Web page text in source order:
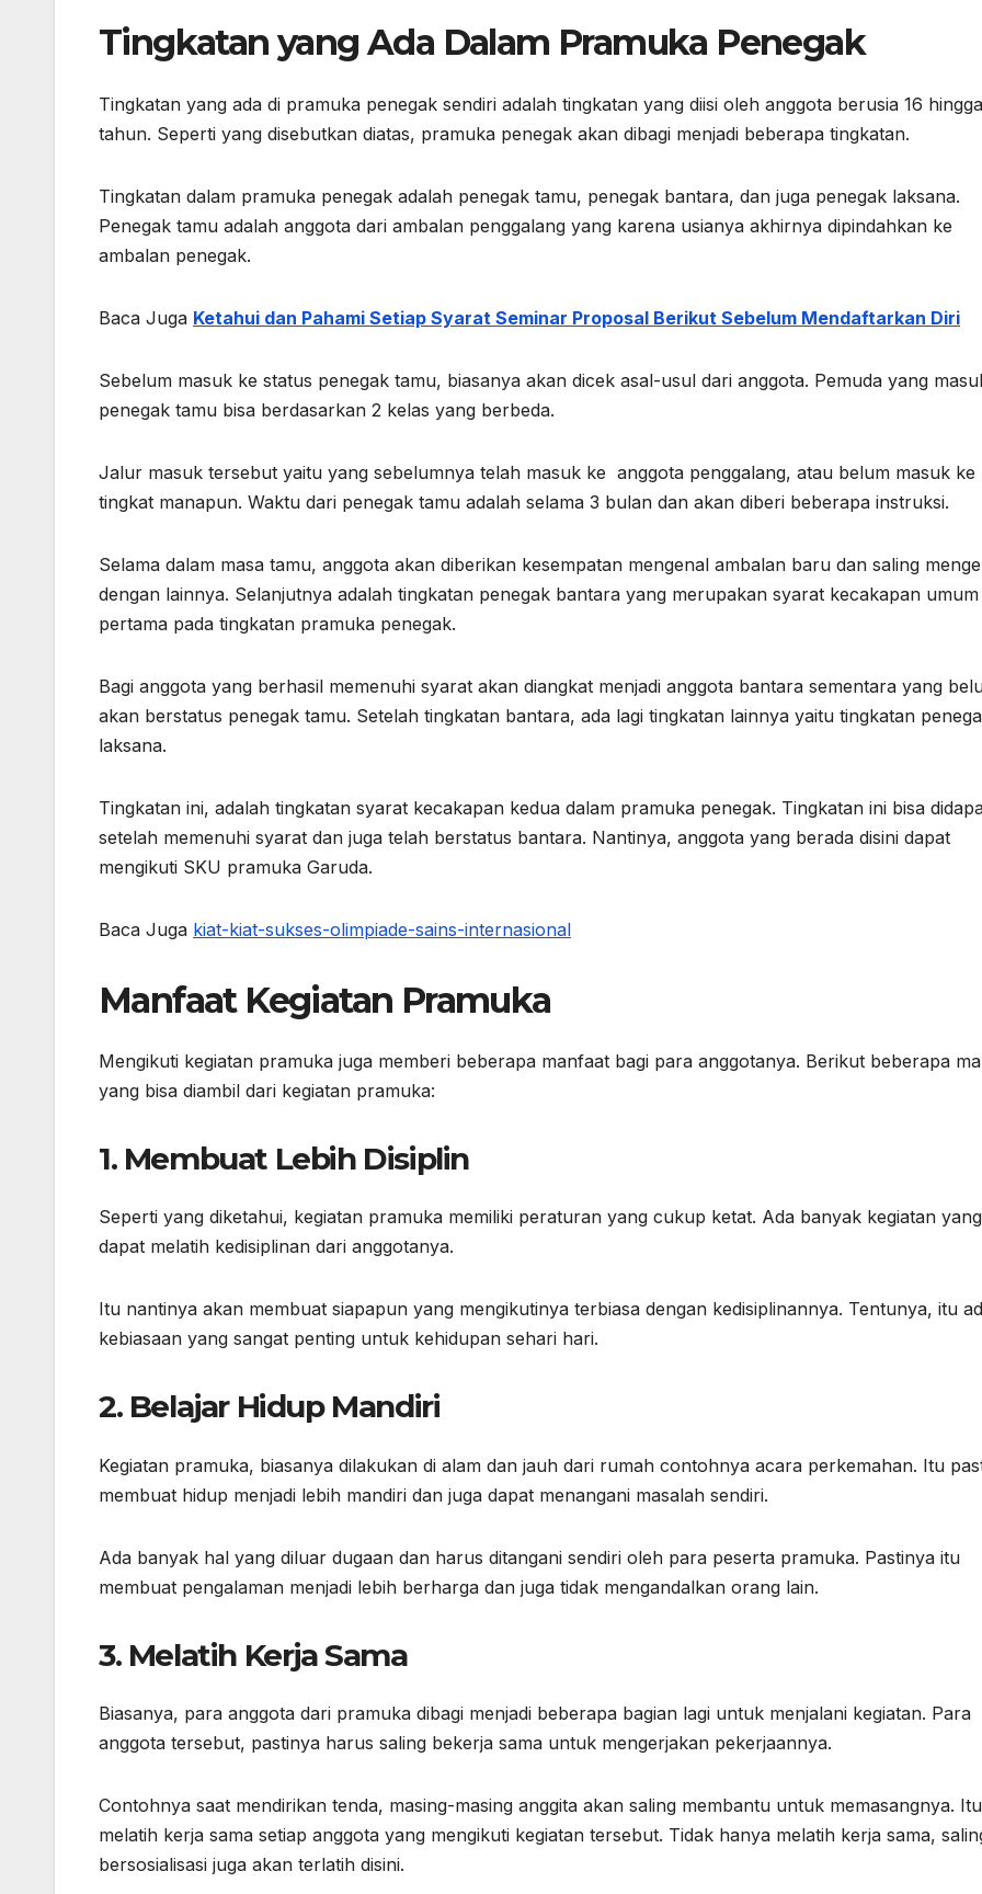
Tingkatan yang Ada Dalam Pramuka Penegak
Tingkatan yang ada di pramuka penegak sendiri adalah tingkatan yang diisi oleh anggota berusia 16
tahun. Seperti yang disebutkan diatas, pramuka penegak akan dibagi menjadi beberapa tingkatan.
Tingkatan dalam pramuka penegak adalah penegak tamu, penegak bantara, dan juga penegak laksana.
Penegak tamu adalah anggota dari ambalan penggalang yang karena usianya akhirnya dipindahkan ke
ambalan penegak.
Baca Juga Ketahui dan Pahami Setiap Syarat Seminar Proposal Berikut Sebelum Mendaftarkan Diri
Sebelum masuk ke status penegak tamu, biasanya akan dicek asal-usul dari anggota. Pemuda yang
penegak tamu bisa berdasarkan 2 kelas yang berbeda.
Jalur masuk tersebut yaitu yang sebelumnya telah masuk ke anggota penggalang, atau belum masuk ke
tingkat manapun. Waktu dari penegak tamu adalah selama 3 bulan dan akan diberi beberapa instruksi.
Selama dalam masa tamu, anggota akan diberikan kesempatan mengenal ambalan baru dan saling
dengan lainnya. Selanjutnya adalah tingkatan penegak bantara yang merupakan syarat kecakapan umum
pertama pada tingkatan pramuka penegak.
Bagi anggota yang berhasil memenuhi syarat akan diangkat menjadi anggota bantara sementara yang
akan berstatus penegak tamu. Setelah tingkatan bantara, ada lagi tingkatan lainnya yaitu tingkatan
laksana.
Tingkatan ini, adalah tingkatan syarat kecakapan kedua dalam pramuka penegak. Tingkatan ini bisa
setelah memenuhi syarat dan juga telah berstatus bantara. Nantinya, anggota yang berada disini dapat
mengikuti SKU pramuka Garuda.
Baca Juga kiat-kiat-sukses-olimpiade-sains-internasional
Manfaat Kegiatan Pramuka
Mengikuti kegiatan pramuka juga memberi beberapa manfaat bagi para anggotanya. Berikut beberapa
yang bisa diambil dari kegiatan pramuka:
1. Membuat Lebih Disiplin
Seperti yang diketahui, kegiatan pramuka memiliki peraturan yang cukup ketat. Ada banyak kegiatan yang
dapat melatih kedisiplinan dari anggotanya.
Itu nantinya akan membuat siapapun yang mengikutinya terbiasa dengan kedisiplinannya. Tentunya, itu
kebiasaan yang sangat penting untuk kehidupan sehari hari.
2. Belajar Hidup Mandiri
Kegiatan pramuka, biasanya dilakukan di alam dan jauh dari rumah contohnya acara perkemahan. Itu
membuat hidup menjadi lebih mandiri dan juga dapat menangani masalah sendiri.
Ada banyak hal yang diluar dugaan dan harus ditangani sendiri oleh para peserta pramuka. Pastinya itu
membuat pengalaman menjadi lebih berharga dan juga tidak mengandalkan orang lain.
3. Melatih Kerja Sama
Biasanya, para anggota dari pramuka dibagi menjadi beberapa bagian lagi untuk menjalani kegiatan. Para
anggota tersebut, pastinya harus saling bekerja sama untuk mengerjakan pekerjaannya.
Contohnya saat mendirikan tenda, masing-masing anggita akan saling membantu untuk memasangnya. Itu
melatih kerja sama setiap anggota yang mengikuti kegiatan tersebut. Tidak hanya melatih kerja sama,
bersosialisasi juga akan terlatih disini.